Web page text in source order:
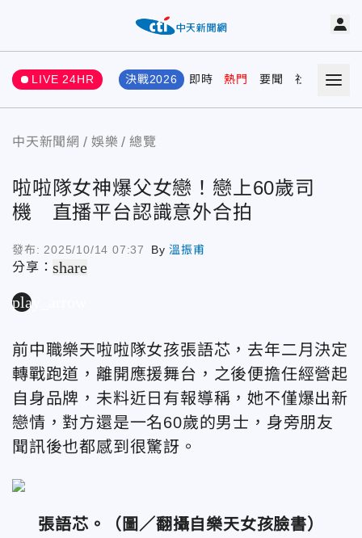
LIVE 24HR 決戰2026 即時 熱門 要聞 社會 娛樂
中天新聞網 娛樂 總覽
啦啦隊女神爆父女戀！戀上60歲司
機 直播平台認識意外合拍
發布: 2025/10/14 07:37 By溫振甫
分享：share
play_arrow
前中職樂天啦啦隊女孩張語芯，去年二月決定
轉戰跑道，離開應援舞台，之後便擔任經營起
自身品牌，未料近日有報導稱，她不僅爆出新
戀情，對方還是一名60歲的男士，身旁朋友
聞訊後也都感到很驚訝。
張語芯。（圖／翻攝自樂天女孩臉書）